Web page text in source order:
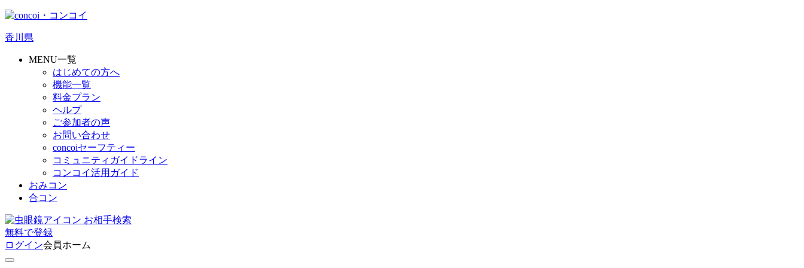
香川県
MENU一覧
はじめての方へ
機能一覧
料金プラン
ヘルプ
ご参加者の声
お問い合わせ
concoiセーフティー
コミュニティガイドライン
コンコイ活用ガイド
おみコン
合コン
お相手検索
無料で登録
ログイン会員ホーム